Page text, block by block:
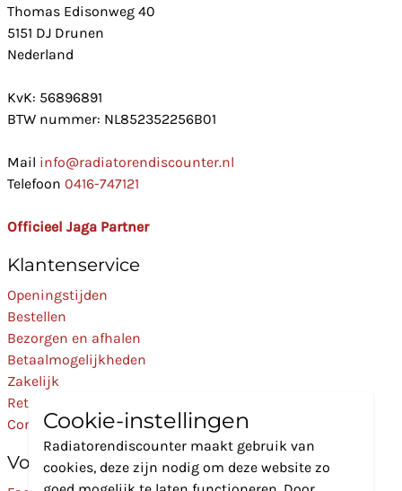
Thomas Edisonweg 40
5151 DJ Drunen
Nederland
KvK: 56896891
BTW nummer: NL852352256B01
Mail info@radiatorendiscounter.nl
Telefoon 0416-747121
Officieel Jaga Partner
Klantenservice
Openingstijden
Bestellen
Bezorgen en afhalen
Betaalmogelijkheden
Zakelijk
Retourneren
Contact
Volg Ons
Cookie-instellingen
Radiatorendiscounter maakt gebruik van
cookies, deze zijn nodig om deze website zo